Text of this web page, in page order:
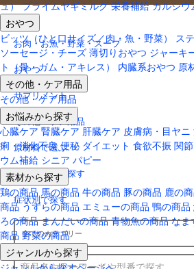
ュ） プライムヤギミルク 栄養補給 カルシウ
おやつ
ビッツ（ひと口サイズ／肉・魚・野菜） ス
ソーセージ・チーズ 薄切りおやつ ジャーキ
ト（骨・ガム・アキレス）
内臓系おやつ 原
その他・ケア用品
その他・ケア用品
お悩みから探す
心臓ケア 腎臓ケア 肝臓ケア 皮膚病・目ヤニ
痢・消化不良 便秘 ダイエット 食欲不振 関節
ウム補給 シニア パピー
素材から探す
鶏の商品 馬の商品 牛の商品 豚の商品 鹿の
商品 うずらの商品 エミューの商品 鴨の商品
ろの商品 まんだいの商品 青物魚の商品 なま
商品 野菜の商品
ジャンルから探す
ごはん
お肉・お魚・野菜・スープ
おやつ
サプリメント
その他・ケア用品
原材料で選ぶ
ジャンルから探す
症状別で探す